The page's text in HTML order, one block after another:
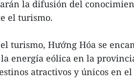
la difusión del
el turismo.
turismo, Hướng Hóa se
energía eólica en la
atractivos y únicos en